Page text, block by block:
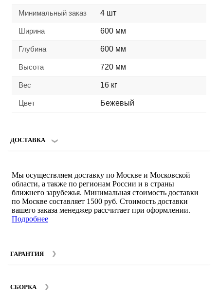
Минимальный заказ 4 шт
Ширина 600 мм
Глубина 600 мм
Высота 720 мм
Вес 16 кг
Цвет Бежевый
ДОСТАВКА
Мы осуществляем доставку по Москве и Московской
области, а также по регионам России и в страны
ближнего зарубежья. Минимальная стоимость доставки
по Москве составляет 1500 руб. Стоимость доставки
вашего заказа менеджер рассчитает при оформлении.
Подробнее
ГАРАНТИЯ
составляет 12 месяцев с момента покупки при
СБОРКА